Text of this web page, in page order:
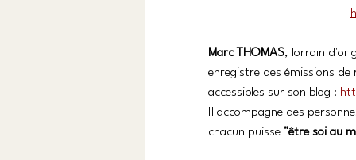
Marc THOMAS, lorrain
enregistre des émissions
accessibles sur son blog :
Il accompagne des
chacun puisse "être soi au